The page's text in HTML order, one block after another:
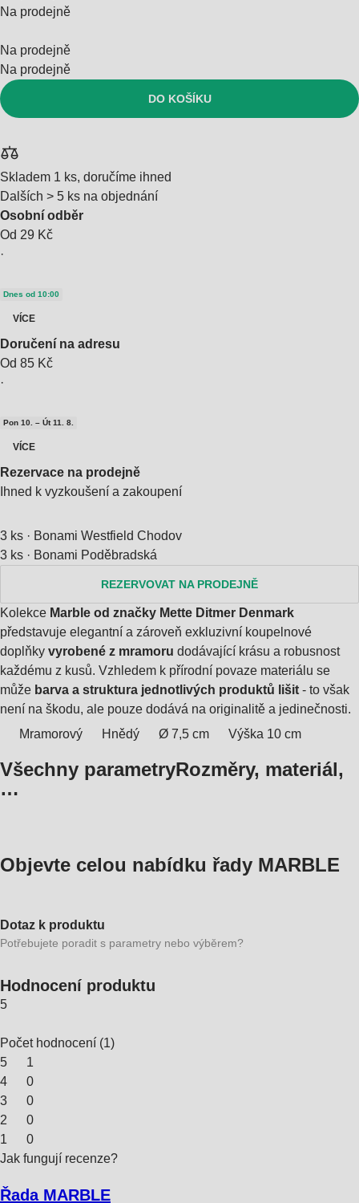
Na prodejně
Na prodejně
Na prodejně
DO KOŠÍKU
Skladem 1 ks, doručíme ihned
Dalších > 5 ks na objednání
Osobní odběr
Od 29 Kč
·
Dnes od 10:00
VÍCE
Doručení na adresu
Od 85 Kč
·
Pon 10. – Út 11. 8.
VÍCE
Rezervace na prodejně
Ihned k vyzkoušení a zakoupení
3 ks · Bonami Westfield Chodov
3 ks · Bonami Poděbradská
REZERVOVAT NA PRODEJNĚ
Kolekce Marble od značky Mette Ditmer Denmark
představuje elegantní a zároveň exkluzivní koupelnové
doplňky vyrobené z mramoru dodávající krásu a robusnost
každému z kusů. Vzhledem k přírodní povaze materiálu se
může barva a struktura jednotlivých produktů lišit - to však
není na škodu, ale pouze dodává na originalitě a jedinečnosti.
Mramorový
Hnědý Ø 7,5 cm Výška 10 cm
Všechny parametryRozměry, materiál,
…
Objevte celou nabídku řady MARBLE
Dotaz k produktu
Potřebujete poradit s parametry nebo výběrem?
Hodnocení produktu
5
Počet hodnocení (1)
5
1
4
0
3
0
2
0
1
0
Jak fungují recenze?
Řada MARBLE